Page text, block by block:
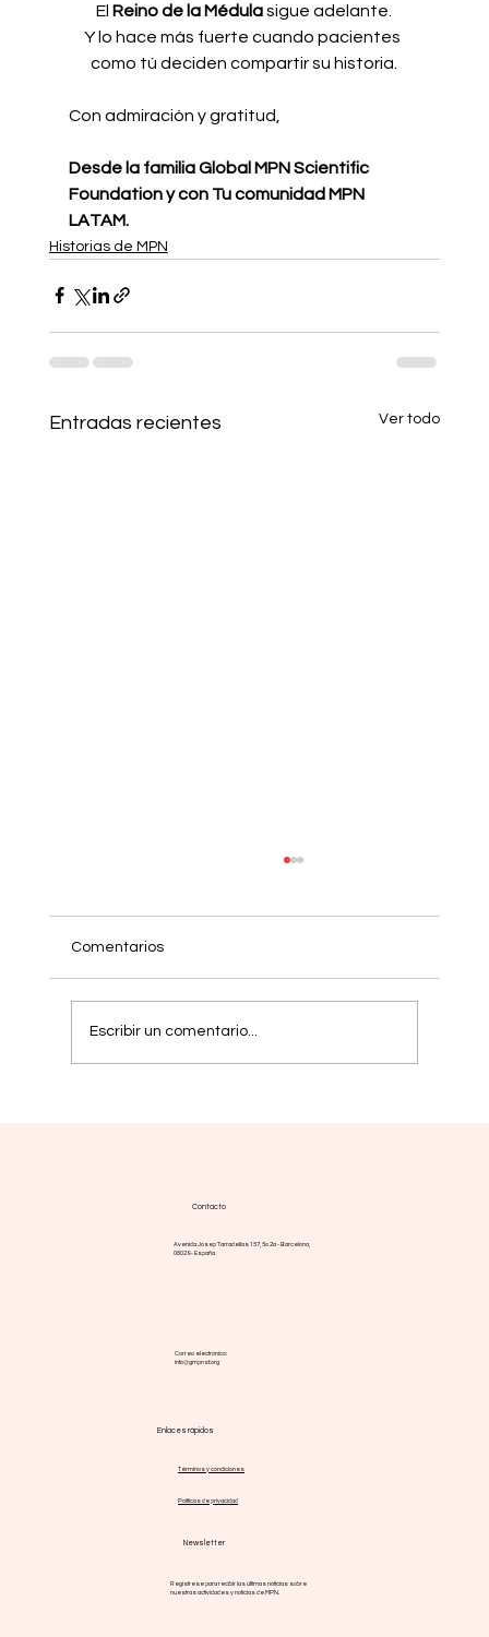
El Reino de la Médula sigue adelante.
Y lo hace más fuerte cuando pacientes
como tú deciden compartir su historia.
Con admiración y gratitud,
Desde la familia Global MPN Scientific
Foundation y con Tu comunidad MPN
LATAM.
Historias de MPN
Entradas recientes Ver todo
Comentarios
Escribir un comentario...
Newsletter
Regístrese para recibir las últimas noticias sobre
nuestras actividades y noticias de MPN.
Contacto
Avenida Josep Tarradellas 157, 5o 2a - Barcelona,
08029 - España
Correo electrónico:
info@gmpnsf.org
Enlaces rápidos
Términos y condiciones
Políticas de privacidad